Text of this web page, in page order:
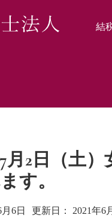
結
2日（土）
す。
6日 更新日：
2021年6